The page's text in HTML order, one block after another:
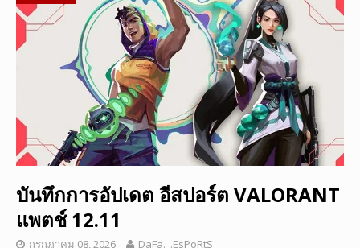
บันทึกการอัปเดต อีสปอร์ต VALORANT
แพตช์ 12.11
กรกฎาคม 08, 2026 DaFa._.EsPoRtS